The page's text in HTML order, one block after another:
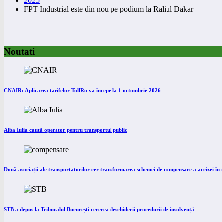
FPT Industrial este din nou pe podium la Raliul Dakar
Noutati
CNAIR: Aplicarea tarifelor TollRo va începe la 1 octombrie 2026
Alba Iulia caută operator pentru transportul public
Două asociații ale transportatorilor cer transformarea schemei de compensare a accizei în
STB a depus la Tribunalul București cererea deschiderii procedurii de insolvență